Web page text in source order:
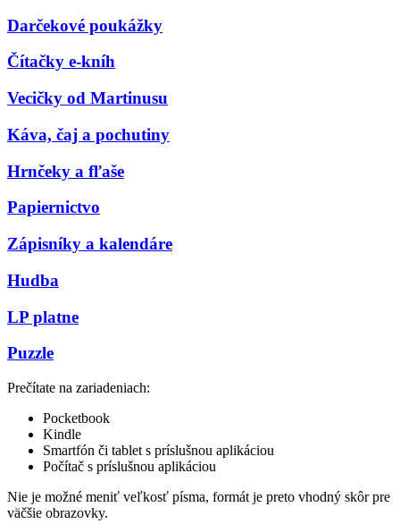
Darčekové poukážky
Čítačky e-kníh
Vecičky od Martinusu
Káva, čaj a pochutiny
Hrnčeky a fľaše
Papiernictvo
Zápisníky a kalendáre
Hudba
LP platne
Puzzle
Prečítate na zariadeniach:
Pocketbook
Kindle
Smartfón či tablet s príslušnou aplikáciou
Počítač s príslušnou aplikáciou
Nie je možné meniť veľkosť písma, formát je preto vhodný skôr pre
väčšie obrazovky.